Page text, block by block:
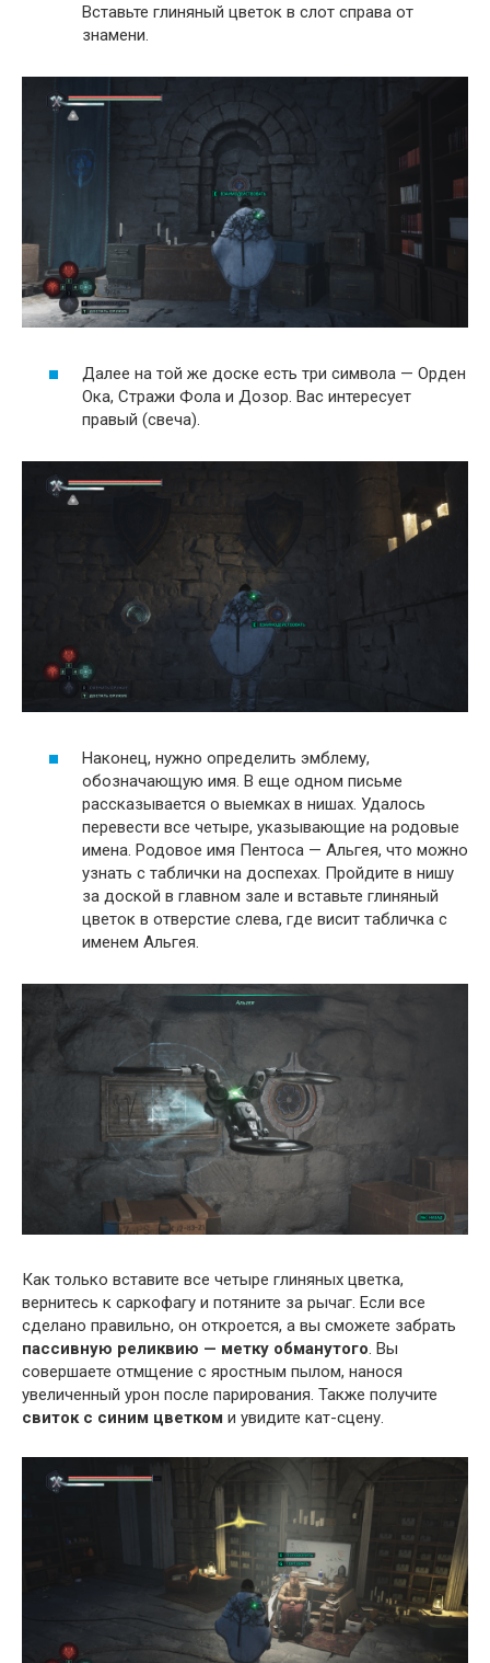
Вставьте глиняный цветок в слот справа от
знамени.
Далее на той же доске есть три символа — Орден
Ока, Стражи Фола и Дозор. Вас интересует
правый (свеча).
Наконец, нужно определить эмблему,
обозначающую имя. В еще одном письме
рассказывается о выемках в нишах. Удалось
перевести все четыре, указывающие на родовые
имена. Родовое имя Пентоса — Альгея, что можно
узнать с таблички на доспехах. Пройдите в нишу
за доской в главном зале и вставьте глиняный
цветок в отверстие слева, где висит табличка с
именем Альгея.
Как только вставите все четыре глиняных цветка,
вернитесь к саркофагу и потяните за рычаг. Если все
сделано правильно, он откроется, а вы сможете забрать
пассивную реликвию — метку обманутого. Вы
совершаете отмщение с яростным пылом, нанося
увеличенный урон после парирования. Также получите
свиток с синим цветком и увидите кат-сцену.